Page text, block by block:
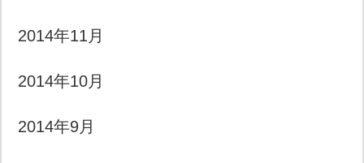
2014年11月
2014年10月
2014年9月